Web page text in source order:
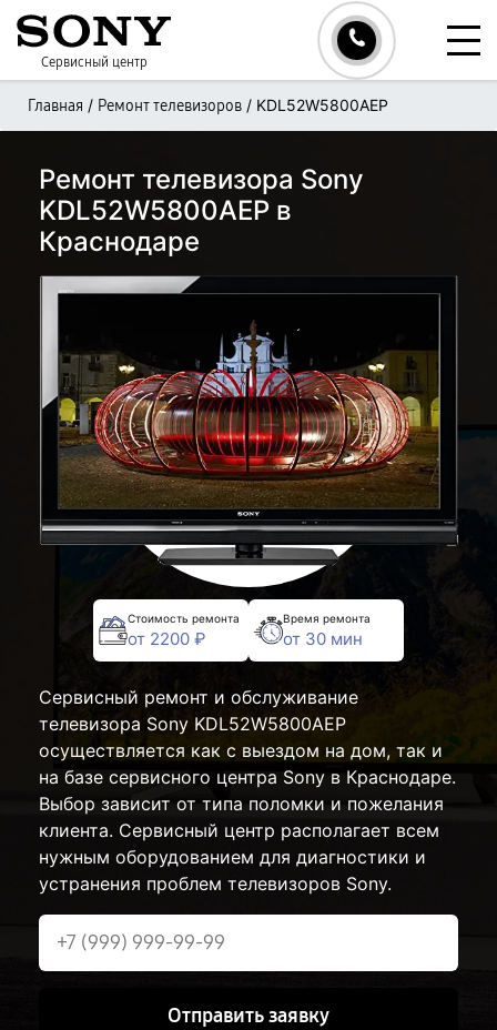
Сервисный центр
Главная / Ремонт телевизоров / KDL52W5800AEP
Ремонт телевизора Sony
KDL52W5800AEP в
Краснодаре
Стоимость ремонта
от 2200 ₽
Время ремонта
от 30 мин
Сервисный ремонт и обслуживание
телевизора Sony KDL52W5800AEP
осуществляется как с выездом на дом, так и
на базе сервисного центра Sony в Краснодаре.
Выбор зависит от типа поломки и пожелания
клиента. Сервисный центр располагает всем
нужным оборудованием для диагностики и
устранения проблем телевизоров Sony.
Отправить заявку